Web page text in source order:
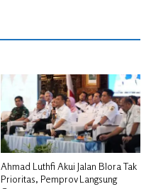
Ahmad Luthfi Akui Jalan Blora Tak
Prioritas, Pemprov Langsung